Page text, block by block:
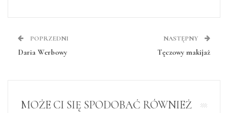
POPRZEDNI
Daria Werbowy
NASTĘPNY
Tęczowy makijaż
MOŻE CI SIĘ SPODOBAĆ RÓWNIEŻ